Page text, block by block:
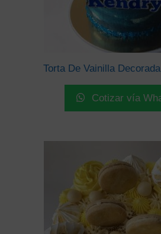
Torta De Vainilla
Cotizar vía